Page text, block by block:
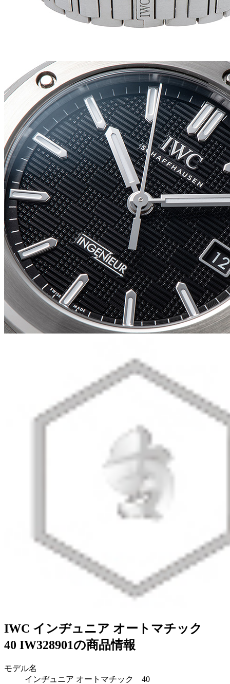
IWC インヂュニア オートマチック
40 IW328901の商品情報
モデル名
インヂュニア オートマチック 40